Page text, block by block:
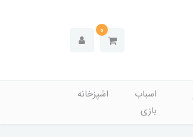
0
اسباب
بازی
اشپزخانه